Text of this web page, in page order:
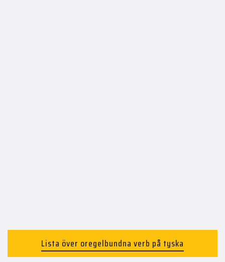
Lista över oregelbundna verb på tyska